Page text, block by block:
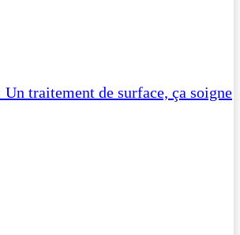
traitement de surface, ça soigne